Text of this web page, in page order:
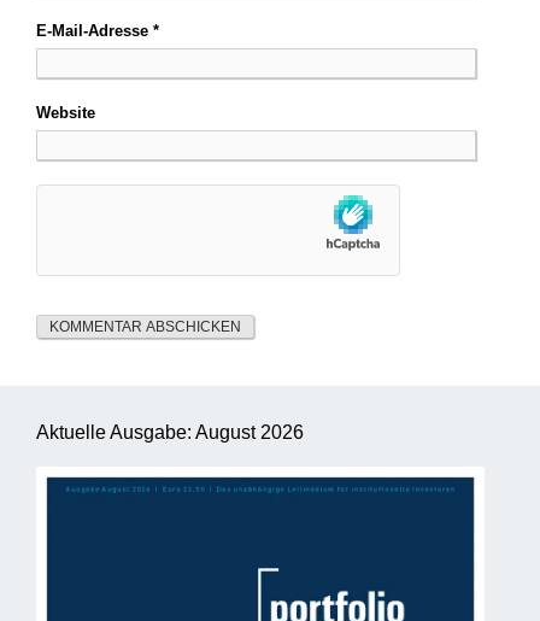
E-Mail-Adresse *
Website
Aktuelle Ausgabe: August 2026